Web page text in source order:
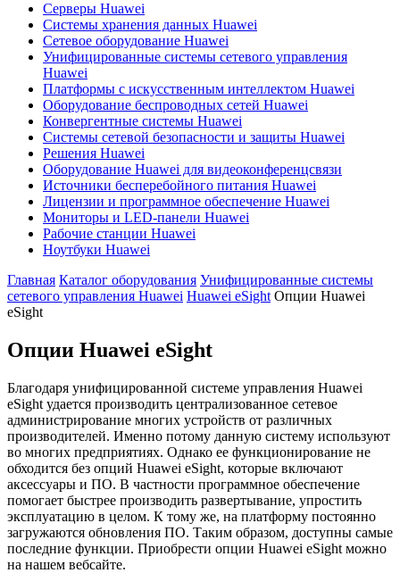
Серверы Huawei
Системы хранения данных Huawei
Сетевое оборудование Huawei
Унифицированные системы сетевого управления
Huawei
Платформы с искусственным интеллектом Huawei
Оборудование беспроводных сетей Huawei
Конвергентные системы Huawei
Системы сетевой безопасности и защиты Huawei
Решения Huawei
Оборудование Huawei для видеоконференцсвязи
Источники бесперебойного питания Huawei
Лицензии и программное обеспечение Huawei
Мониторы и LED-панели Huawei
Рабочие станции Huawei
Ноутбуки Huawei
Главная Каталог оборудования Унифицированные системы
сетевого управления Huawei Huawei eSight Опции Huawei
eSight
Опции Huawei eSight
Благодаря унифицированной системе управления Huawei
eSight удается производить централизованное сетевое
администрирование многих устройств от различных
производителей. Именно потому данную систему используют
во многих предприятиях. Однако ее функционирование не
обходится без опций Huawei eSight, которые включают
аксессуары и ПО. В частности программное обеспечение
помогает быстрее производить развертывание, упростить
эксплуатацию в целом. К тому же, на платформу постоянно
загружаются обновления ПО. Таким образом, доступны самые
последние функции. Приобрести опции Huawei eSight можно
на нашем вебсайте.